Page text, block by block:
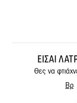
ΕΊΣΑΙ
Θες να